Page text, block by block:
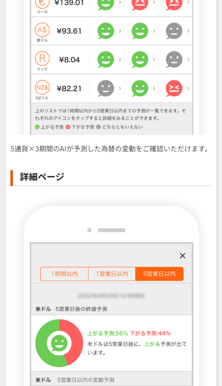
5通貨×3期間のAIが予測した為替の変動をご確認いただけます。
詳細ページ